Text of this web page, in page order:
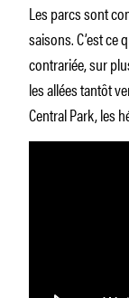
Les parcs sont
saisons. C’est ce
contrariée, sur
les allées tantôt
Central Park, les